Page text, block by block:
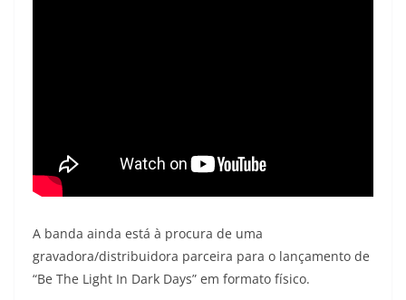
A banda ainda está à procura de uma
gravadora/distribuidora parceira para o lançamento de
“Be The Light In Dark Days” em formato físico.